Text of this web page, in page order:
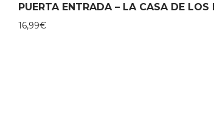
PUERTA ENTRADA – LA CASA DE LOS
16,99€